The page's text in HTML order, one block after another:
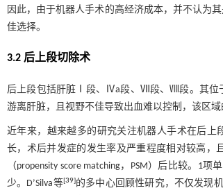
因此，由于机器人手术的高经济成本，并不认为
佳选择。
3.2 后上段切除术
后上段包括肝脏Ⅰ段、Ⅳa段、Ⅶ段、Ⅷ段。其位
游离肝脏，且视野不佳导致出血难以控制，该区
近年来，越来越多的研究关注机器人手术在后
长，术后并发症的发生率及严重程度相对较高，
（propensity score matching，PSM）后比较。1项
少。D’Silva等[39]的多中心回顾性研究，不仅发现